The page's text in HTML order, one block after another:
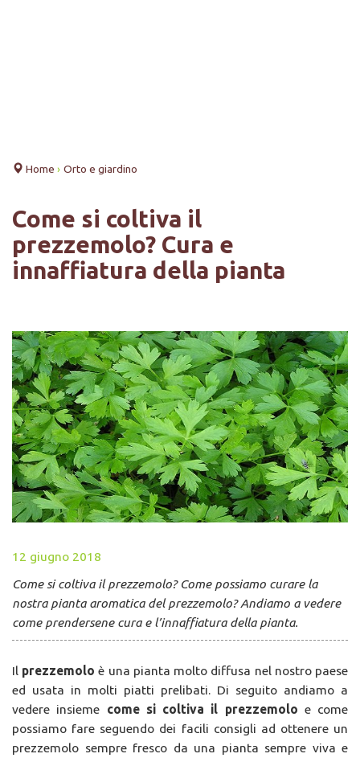
Home › Orto e giardino
Come si coltiva il
prezzemolo? Cura e
innaffiatura della pianta
12 giugno 2018
Come si coltiva il prezzemolo? Come possiamo curare la
nostra pianta aromatica del prezzemolo? Andiamo a vedere
come prendersene cura e l’innaffiatura della pianta.
Il prezzemolo è una pianta molto diffusa nel nostro paese
ed usata in molti piatti prelibati. Di seguito andiamo a
vedere insieme come si coltiva il prezzemolo e come
possiamo fare seguendo dei facili consigli ad ottenere un
prezzemolo sempre fresco da una pianta sempre viva e